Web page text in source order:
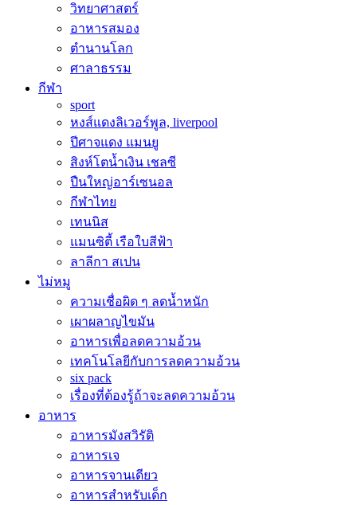
วิทยาศาสตร์
อาหารสมอง
ตำนานโลก
ศาลาธรรม
กีฬา
sport
หงส์แดงลิเวอร์พูล, liverpool
ปีศาจแดง แมนยู
สิงห์โตน้ำเงิน เชลซี
ปืนใหญ่อาร์เซนอล
กีฬาไทย
เทนนิส
แมนซิตี้ เรือใบสีฟ้า
ลาลีกา สเปน
ไม่หมู
ความเชื่อผิด ๆ ลดน้ำหนัก
เผาผลาญไขมัน
อาหารเพื่อลดความอ้วน
เทคโนโลยีกับการลดความอ้วน
six pack
เรื่องที่ต้องรู้ถ้าจะลดความอ้วน
อาหาร
อาหารมังสวิรัติ
อาหารเจ
อาหารจานเดียว
อาหารสำหรับเด็ก